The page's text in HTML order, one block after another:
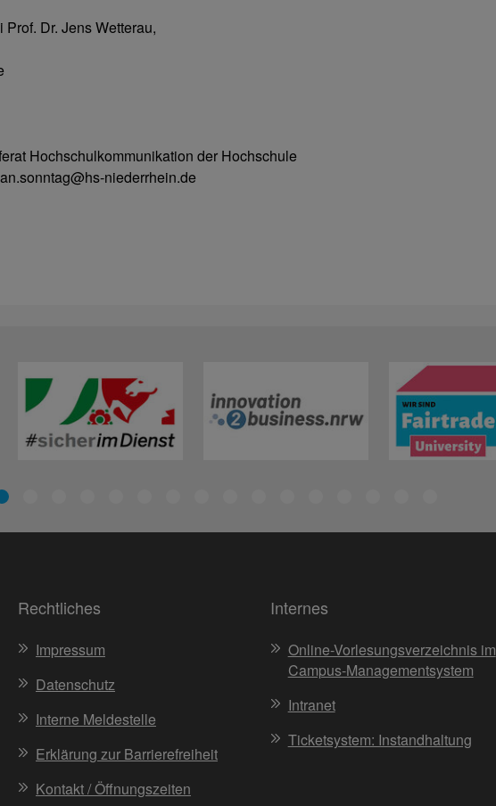
Dr. Jens Wetterau,
Hochschulkommunikation der Hochschule
niederrhein.de
Rechtliches
Impressum
Datenschutz
Interne Meldestelle
Erklärung zur Barrierefreiheit
Kontakt / Öffnungszeiten
Internes
Online-Vorlesungsverzeichnis im
Campus-Managementsystem
Intranet
Ticketsystem: Instandhaltung